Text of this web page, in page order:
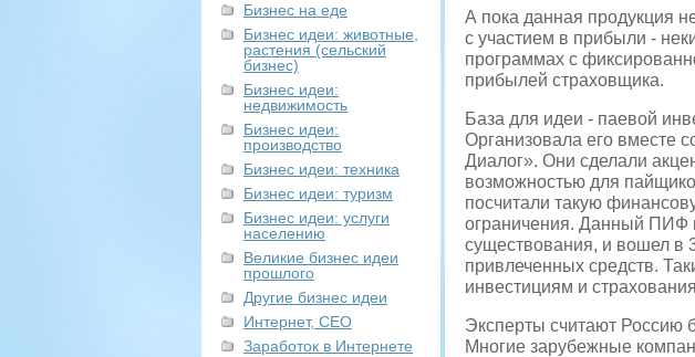
Бизнес на еде
Бизнес идеи: животные,
растения (сельский
бизнес)
Бизнес идеи:
недвижимость
Бизнес идеи:
производство
Бизнес идеи: техника
Бизнес идеи: туризм
Бизнес идеи: услуги
населению
Великие бизнес идеи
прошлого
Другие бизнес идеи
Интернет, СЕО
Заработок в Интернете
А пока данная продукция
с участием в прибыли -
программах с
прибылей страховщика.
База для идеи - паевой
Организовала его вместе
Диалог». Они сделали
возможностью для
посчитали такую
ограничения. Данный ПИФ
существования, и вошел в
привлеченных средств.
инвестициям и
Эксперты считают Россию
Многие зарубежные